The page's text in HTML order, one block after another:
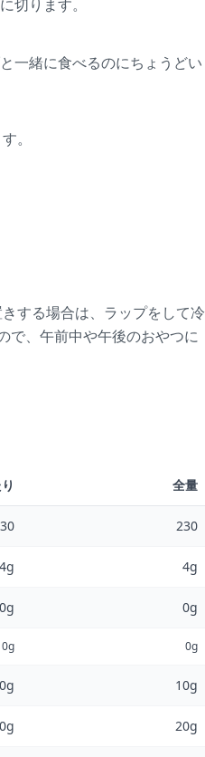
切ります。
一緒に食べるのにちょうどい
。
する場合は、ラップをして冷
で、午前中や午後のおやつに
全量
230
4g 4g
0g 0g
0g 0g
10g
20g